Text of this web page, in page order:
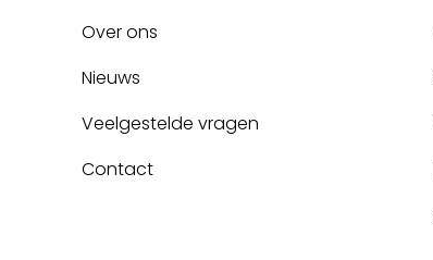
Over ons
Nieuws
Veelgestelde vragen
Contact